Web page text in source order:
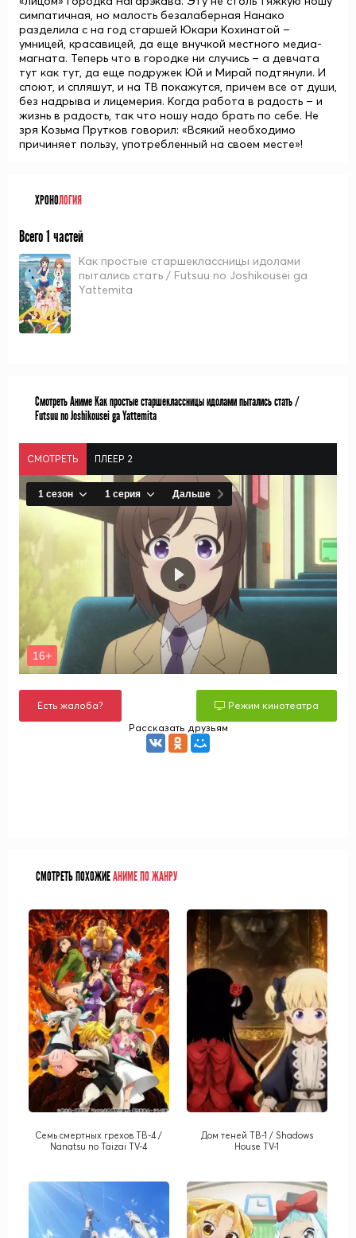
симпатичная, но малость безалаберная Нанако
разделила с на год старшей Юкари Кохинатой –
умницей, красавицей, да еще внучкой местного медиа-
магната. Теперь что в городке ни случись – а девчата
тут как тут, да еще подружек Юй и Мирай подтянули. И
споют, и спляшут, и на ТВ покажутся, причем все от души,
без надрыва и лицемерия. Когда работа в радость – и
жизнь в радость, так что ношу надо брать по себе. Не
зря Козьма Прутков говорил: «Всякий необходимо
причиняет пользу, употребленный на своем месте»!
ХРОНОЛОГИЯ
Всего 1 частей
Как простые старшеклассницы идолами
пытались стать / Futsuu no Joshikousei ga
Yattemita
Смотреть Аниме Как простые старшеклассницы идолами пытались стать /
Futsuu no Joshikousei ga Yattemita
СМОТРЕТЬ ПЛЕЕР 2
Есть жалоба?
Режим кинотеатра
Рассказать друзьям
СМОТРЕТЬ ПОХОЖИЕАНИМЕ ПО ЖАНРУ
Семь смертных грехов ТВ-4 /
Nanatsu no Taizai TV-4
Дом теней ТВ-1 / Shadows
House TV-1